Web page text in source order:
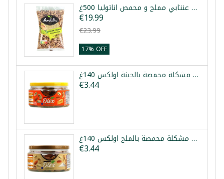
فستق عنتابي مملح و محمص اناتوليا 500غ
€19.99
€23.99
17% OFF
مكسرات مشكلة محمصة بالجبنة اولكس 140غ
€3.44
مكسرات مشكلة محمصة بالملح اولكس 140غ
€3.44